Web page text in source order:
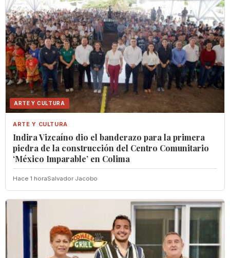
ARTE Y CULTURA
ARTE Y CULTURA
Indira Vizcaíno dio el banderazo para la primera
piedra de la construcción del Centro Comunitario
‘México Imparable’ en Colima
Hace 1 horaSalvador Jacobo